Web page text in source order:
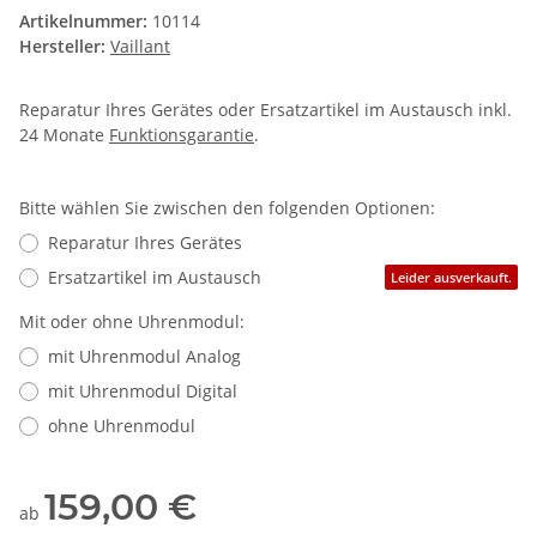
Artikelnummer: 10114
Hersteller: Vaillant
Reparatur Ihres Gerätes oder Ersatzartikel im Austausch inkl.
24 Monate Funktionsgarantie.
Bitte wählen Sie zwischen den folgenden Optionen:
Reparatur Ihres Gerätes
Ersatzartikel im Austausch
Leider ausverkauft.
Mit oder ohne Uhrenmodul:
mit Uhrenmodul Analog
mit Uhrenmodul Digital
ohne Uhrenmodul
ab 159,00 €